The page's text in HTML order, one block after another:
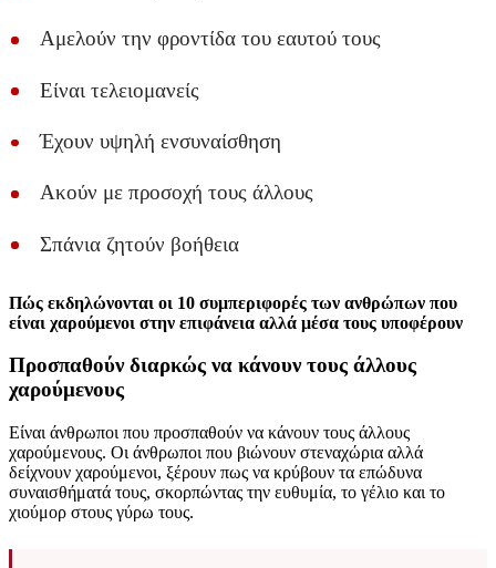
Αμελούν την φροντίδα του εαυτού τους
Είναι τελειομανείς
Έχουν υψηλή ενσυναίσθηση
Ακούν με προσοχή τους άλλους
Σπάνια ζητούν βοήθεια
Πώς εκδηλώνονται οι 10 συμπεριφορές των ανθρώπων που
είναι χαρούμενοι στην επιφάνεια αλλά μέσα τους υποφέρουν
Προσπαθούν διαρκώς να κάνουν τους άλλους
χαρούμενους
Είναι άνθρωποι που προσπαθούν να κάνουν τους άλλους
χαρούμενους. Οι άνθρωποι που βιώνουν στεναχώρια αλλά
δείχνουν χαρούμενοι, ξέρουν πως να κρύβουν τα επώδυνα
συναισθήματά τους, σκορπώντας την ευθυμία, το γέλιο και το
χιούμορ στους γύρω τους.